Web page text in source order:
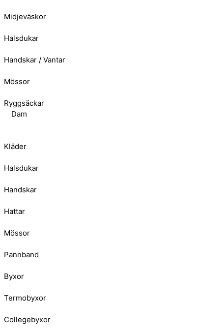
Midjeväskor
Halsdukar
Handskar / Vantar
Mössor
Ryggsäckar
Dam
Kläder
Halsdukar
Handskar
Hattar
Mössor
Pannband
Byxor
Termobyxor
Collegebyxor